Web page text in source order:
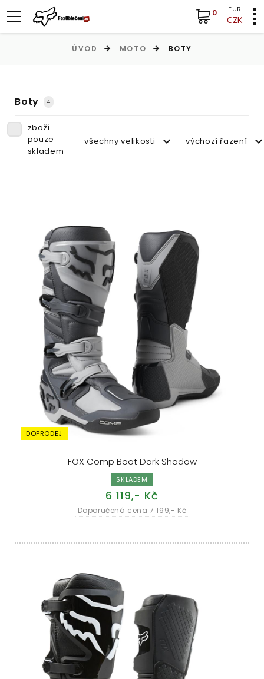
EUR
CZK
0
ÚVOD MOTO BOTY
Boty 4
zboží
pouze
skladem
všechny velikosti výchozí řazení
FOX Comp Boot Dark Shadow
SKLADEM
6 119,- Kč
Doporučená cena 7 199,- Kč
DOPRODEJ